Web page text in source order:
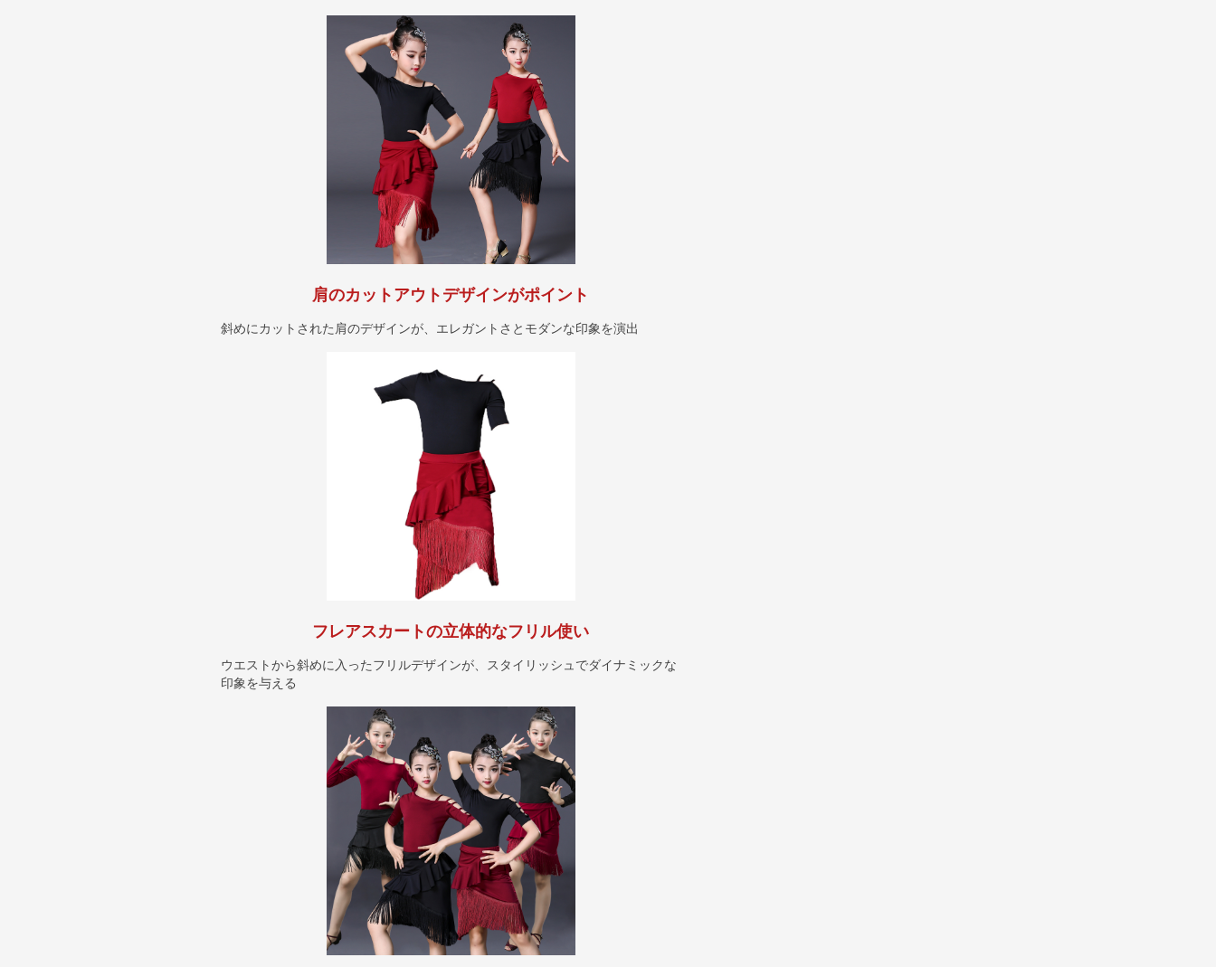
肩のカットアウトデザインがポイント
斜めにカットされた肩のデザインが、エレガントさとモダンな印象を演出
フレアスカートの立体的なフリル使い
ウエストから斜めに入ったフリルデザインが、スタイリッシュでダイナミックな
印象を与える